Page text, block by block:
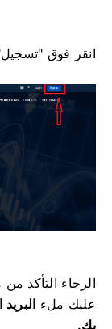
انقر فوق "تسجيل"
الرجاء التأكد
عليك ملء
بك.